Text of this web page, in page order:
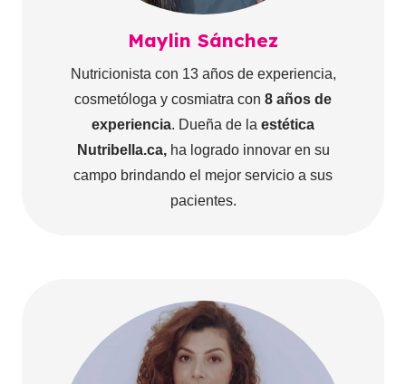
Maylin Sánchez
Nutricionista con 13 años de experiencia,
cosmetóloga y cosmiatra con 8 años de
experiencia. Dueña de la estética
Nutribella.ca,ha logrado innovar en su
campo brindando el mejor servicio a sus
pacientes.